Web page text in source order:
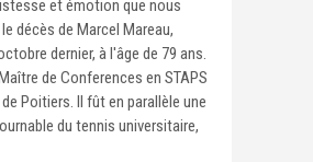
et émotion que nous
décès de Marcel Mareau,
dernier, à l'âge de 79 ans.
de Conferences en STAPS
de Poitiers. Il fût en parallèle une
du tennis universitaire,